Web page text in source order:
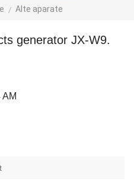
Alte aparate
generator JX-W9.